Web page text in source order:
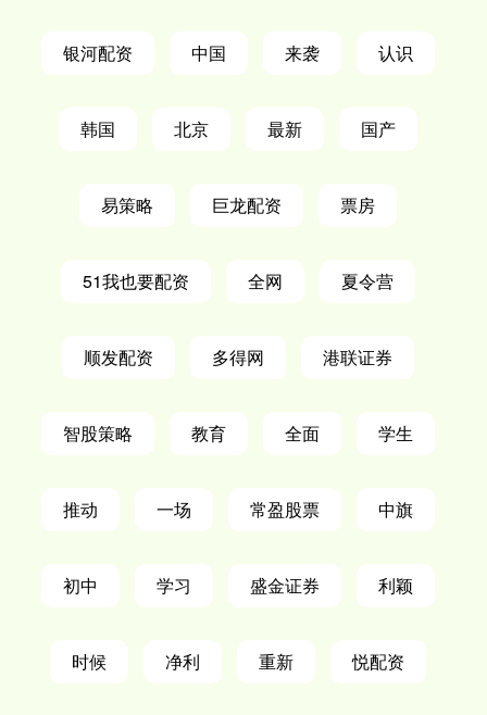
银河配资 中国 来袭 认识
韩国 北京 最新 国产
易策略 巨龙配资 票房
51我也要配资 全网 夏令营
顺发配资 多得网 港联证券
智股策略 教育 全面 学生
推动 一场 常盈股票 中旗
初中 学习 盛金证券 利颖
时候 净利 重新 悦配资